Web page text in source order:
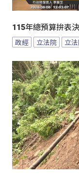
115年總預算拚表
政經 立法院 立